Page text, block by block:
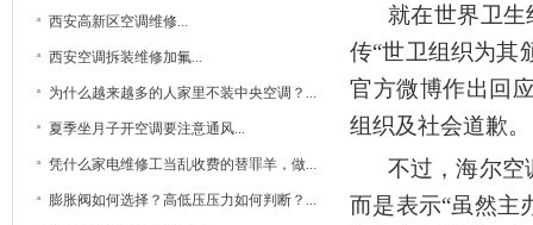
西安高新区空调维修...
西安空调拆装维修加氟...
为什么越来越多的人家里不装中央空调？...
夏季坐月子开空调要注意通风...
凭什么家电维修工当乱收费的替罪羊，做...
膨胀阀如何选择？高低压压力如何判断？...
就在世界卫
传“世卫组织为其
官方微博作出回
组织及社会道歉。
不过，海尔空
而是表示“虽然主